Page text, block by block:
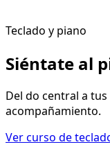
Teclado y piano
Siéntate al
Del do central a
acompañamiento.
Ver curso de